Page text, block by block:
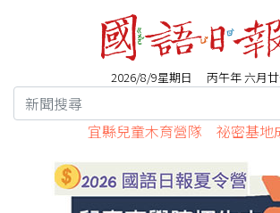
2026/8/9星期日 丙午年 六月
宜縣兒童木育營隊 祕密基地